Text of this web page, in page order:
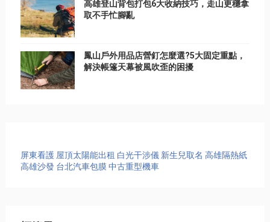
高雄登山背包打包6大收納技巧，走山更穩拿
取不手忙腳亂
鳳山戶外用品店營釘怎麼選?5大固定重點，
解決帳篷天幕被風吹歪的困擾
屏東看護 屋頂太陽能出租 白光干涉儀 新生兒取名 高雄隔熱紙
高雄沙發 台北汽車包膜中古重型機車